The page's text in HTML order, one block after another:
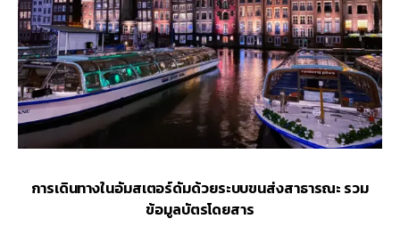
การเดินทางในอัมสเตอร์ดัมด้วยระบบขนส่งสาธารณะ รวม
ข้อมูลบัตรโดยสาร